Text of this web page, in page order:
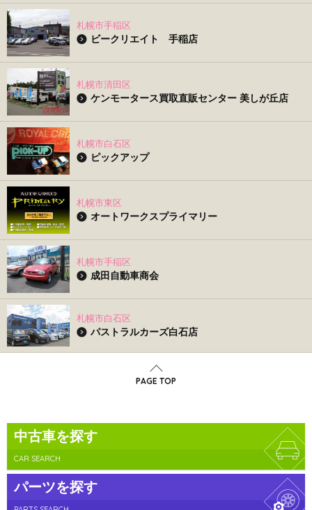
札幌市手稲区
ビークリエイト 手稲店
札幌市清田区
ケンモータース買取直販センター 美しが丘店
札幌市白石区
ピックアップ
札幌市東区
オートワークスプライマリー
札幌市手稲区
成田自動車商会
札幌市白石区
パストラルカーズ白石店
PAGE TOP
中古車を探す
CAR SEARCH
パーツを探す